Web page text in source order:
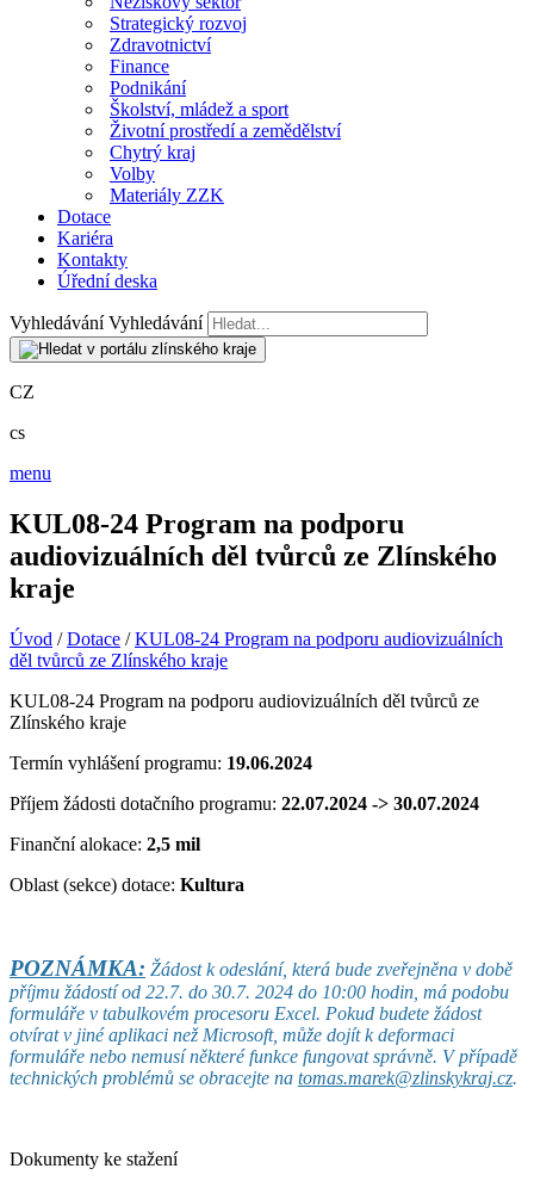
Strategický rozvoj
Zdravotnictví
Finance
Podnikání
Školství, mládež a sport
Životní prostředí a zemědělství
Chytrý kraj
Volby
Materiály ZZK
Dotace
Kariéra
Kontakty
Úřední deska
Vyhledávání Vyhledávání
CZ
cs
menu
KUL08-24 Program na podporu
audiovizuálních děl tvůrců ze Zlínského
kraje
Úvod /Dotace /KUL08-24 Program na podporu audiovizuálních
děl tvůrců ze Zlínského kraje
KUL08-24 Program na podporu audiovizuálních děl tvůrců ze
Zlínského kraje
Termín vyhlášení programu: 19.06.2024
Příjem žádosti dotačního programu: 22.07.2024 -> 30.07.2024
Finanční alokace: 2,5 mil
Oblast (sekce) dotace: Kultura
POZNÁMKA: Žádost k odeslání, která bude zveřejněna v době
příjmu žádostí od 22.7. do 30.7. 2024 do 10:00 hodin, má podobu
formuláře v tabulkovém procesoru Excel. Pokud budete žádost
otvírat v jiné aplikaci než Microsoft, může dojít k deformaci
formuláře nebo nemusí některé funkce fungovat správně. V případě
technických problémů se obracejte na tomas.marek@zlinskykraj.cz.
Dokumenty ke stažení